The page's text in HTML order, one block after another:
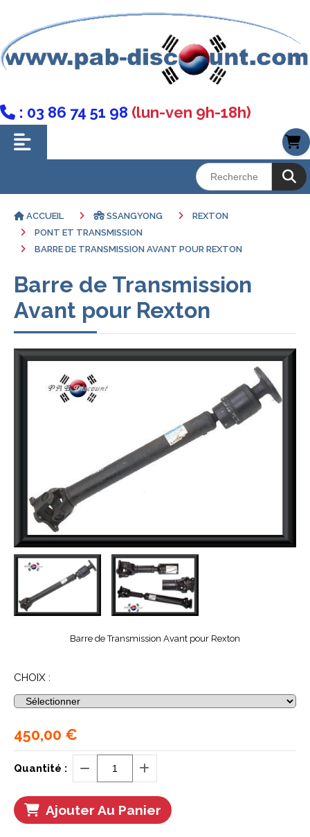
 : 03 86 74 51 98 (lun-ven 9h-18h)
ACCUEIL SSANGYONG
REXTON
PONT ET TRANSMISSION
BARRE DE TRANSMISSION AVANT POUR REXTON
Barre de Transmission
Avant pour Rexton
Barre de Transmission Avant pour Rexton
CHOIX :
450,00 €
Quantité :
Ajouter Au Panier